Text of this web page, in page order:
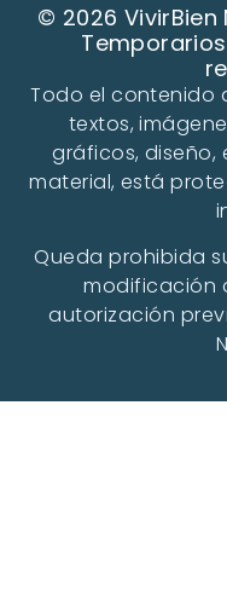
© 2026
Todo el contenido
textos,
gráficos, diseño,
material, está
Queda prohibida
modificación
autorización